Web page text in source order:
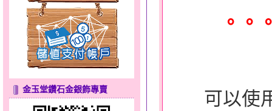
分享愛～金銀鋼套鍊
金玉堂鑽石金銀飾專賣
。。
可以使